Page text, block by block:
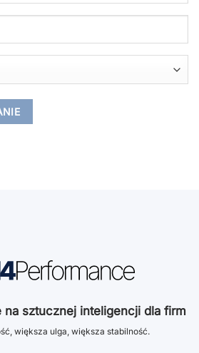
na sztucznej inteligencji dla firm
większa ulga, większa stabilność.